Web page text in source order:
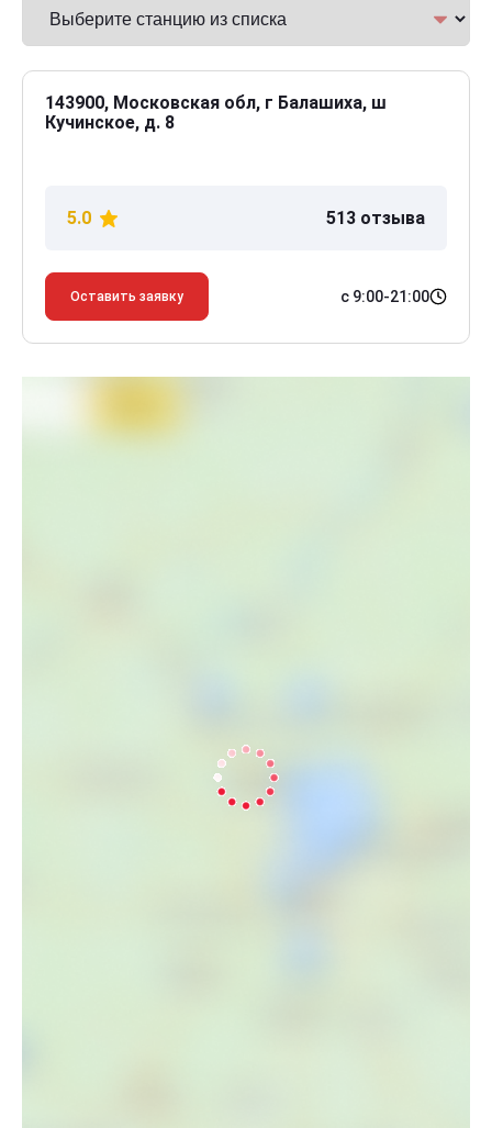
143900, Московская обл, г Балашиха, ш
Кучинское, д. 8
5.0 513 отзыва
Оставить заявку с 9:00-21:00